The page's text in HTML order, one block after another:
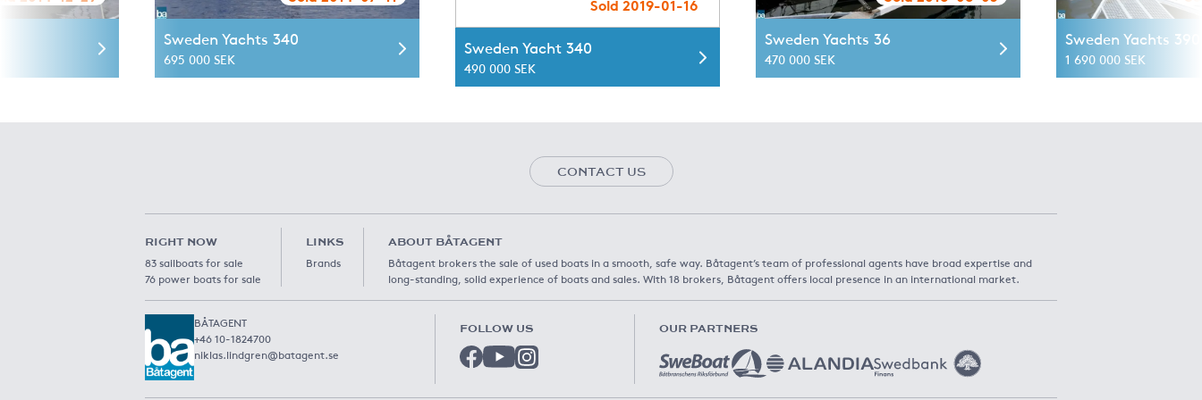
Sweden Yachts 340
695 000 SEK
Sweden Yacht 340
490 000 SEK
Sweden Yachts 36
470 000 SEK
Sweden Yachts
1 690 000 SEK
CONTACT US
RIGHT NOW
83 sailboats for sale
76 power boats for sale
LINKS
Brands
ABOUT BÅTAGENT
Båtagent brokers the sale of used boats in a smooth, safe way. Båtagent’s team of professional agents have broad expertise and
long-standing, solid experience of boats and sales. With 18 brokers, Båtagent offers local presence in an international market.
BÅTAGENT
+46 10-1824700
niklas.lindgren@batagent.se
FOLLOW US OUR PARTNERS